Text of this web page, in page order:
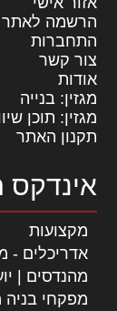
הרשמה לאתר
התחברות
צור קשר
אודות
מגזין: בנייה
מגזין: תוכן
תקנון האתר
אינדקס
מקצועות
אדריכלים -
מהנדסים |
מפקחי בניה